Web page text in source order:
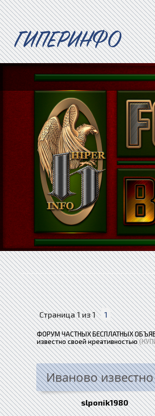
ГИПЕРИНФО
Страница1из1 1
ФОРУМ ЧАСТНЫХ БЕСПЛАТНЫХ
известно своей креативностью
Иваново
slponik1980